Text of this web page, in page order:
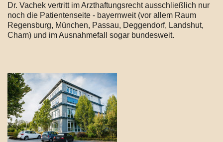
Dr. Vachek vertritt im Arzthaftungsrecht ausschließlich nur
noch die Patientenseite - bayernweit (vor allem Raum
Regensburg, München, Passau, Deggendorf, Landshut,
Cham) und im Ausnahmefall sogar bundesweit.